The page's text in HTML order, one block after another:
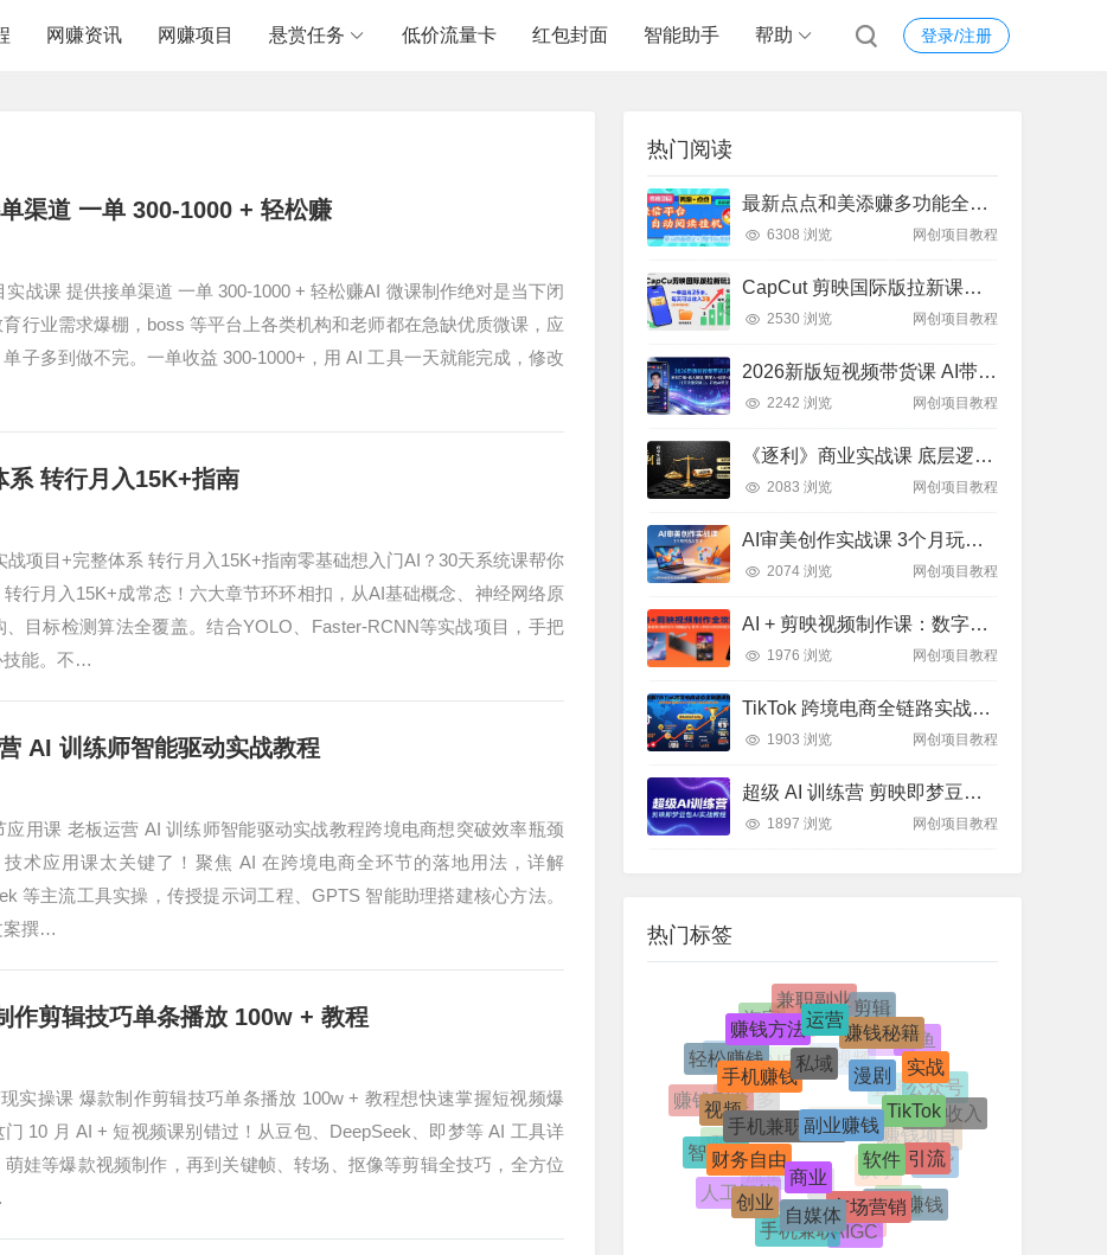
登录/注册
网赚资讯 网赚项目 悬赏任务 低价流量卡 红包封面 智能助手 帮助
渠道 一单 300-1000 + 轻松赚
战课 提供接单渠道 一单 300-1000 + 轻松赚AI 微课制作绝对是当下闭
行业需求爆棚，boss 等平台上各类机构和老师都在急缺优质微课，应
子多到做不完。一单收益 300-1000+，用 AI 工具一天就能完成，修改
转行月入15K+指南
战项目+完整体系 转行月入15K+指南零基础想入门AI？30天系统课帮你
行月入15K+成常态！六大章节环环相扣，从AI基础概念、神经网络原
目标检测算法全覆盖。结合YOLO、Faster-RCNN等实战项目，手把
技能。不…
AI 训练师智能驱动实战教程
应用课 老板运营 AI 训练师智能驱动实战教程跨境电商想突破效率瓶颈
术应用课太关键了！聚焦 AI 在跨境电商全环节的落地用法，详解
等主流工具实操，传授提示词工程、GPTS 智能助理搭建核心方法。
案撰…
作剪辑技巧单条播放 100w + 教程
实操课 爆款制作剪辑技巧单条播放 100w + 教程想快速掌握短视频爆
10 月 AI + 短视频课别错过！从豆包、DeepSeek、即梦等 AI 工具详
娃等爆款视频制作，再到关键帧、转场、抠像等剪辑全技巧，全方位
热门阅读
最新点点和美添赚多功能全自动挂机项目，单机一天5-10米 多号多撸【永久脚本+使用教程]
6308 浏览 网创项目教程
CapCut 剪映国际版拉新课：亲测日入 3 张 + 附教程
2530 浏览 网创项目教程
2026新版短视频带货课 AI带货+数字人+多赛道实操教程
2242 浏览 网创项目教程
《逐利》商业实战课 底层逻辑 + 18 锦囊 跨周期财富心法
2083 浏览 网创项目教程
AI审美创作实战课 3个月玩透AI艺术 突破创作瓶颈
2074 浏览 网创项目教程
AI + 剪映视频制作课：数字人特效 + 带货转型，全攻略实操教学
1976 浏览 网创项目教程
TikTok 跨境电商全链路实战：从亏损到 2000 万 GMV 的方法论
1903 浏览 网创项目教程
超级 AI 训练营 剪映即梦豆包实战教程 爆款制作指南
1897 浏览 网创项目教程
热门标签
短视频
AI应用
电商
电商(跨境)
抖音
直播
跨境电商
小红书
拼多多
视频号
淘宝
兼职副业 剪辑
闲鱼
公众号
赚钱项目
快手
IP
流量
项目
赚钱副业
轻松赚钱
赚钱方法
运营
赚钱秘籍
实战
被动收入
带货
变现
网络兼职
剪映
人工智能
智能体
视频
手机赚钱
私域
漫剧
TikTok
引流
小白赚钱
AIGC
手机兼职
创业
财务自由
手机兼职赚钱副业赚钱
软件
市场营销
自媒体